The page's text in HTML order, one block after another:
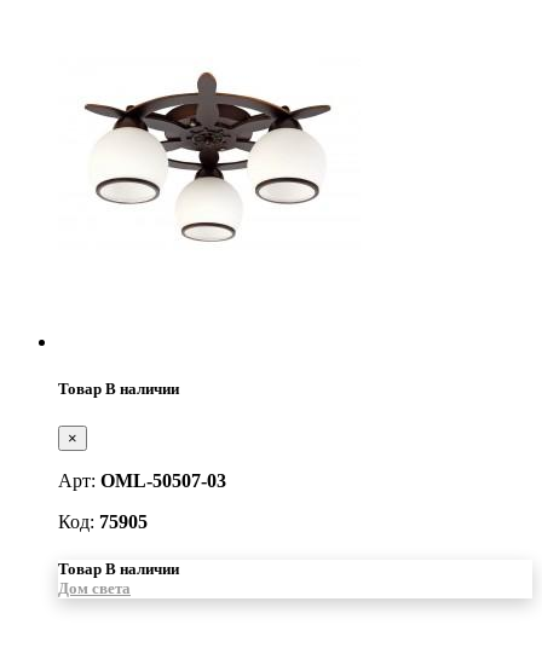
Товар В наличии
×
Арт: OML-50507-03
Код: 75905
Товар В наличии
Дом света